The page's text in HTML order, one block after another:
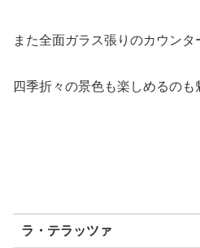
また全面ガラス張りのカウンタ
四季折々の景色も楽しめるのも
ラ・テラッツァ